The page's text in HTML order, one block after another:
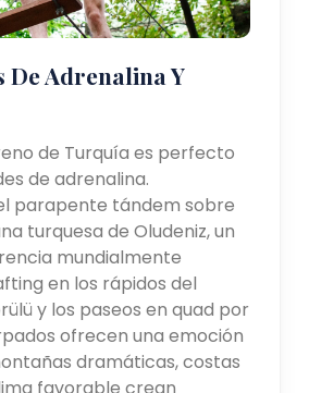
De Adrenalina Y
de Turquía es perfecto
de adrenalina.
parapente tándem sobre
turquesa de Oludeniz, un
mundialmente
en los rápidos del
y los paseos en quad por
ofrecen una emoción
dramáticas, costas